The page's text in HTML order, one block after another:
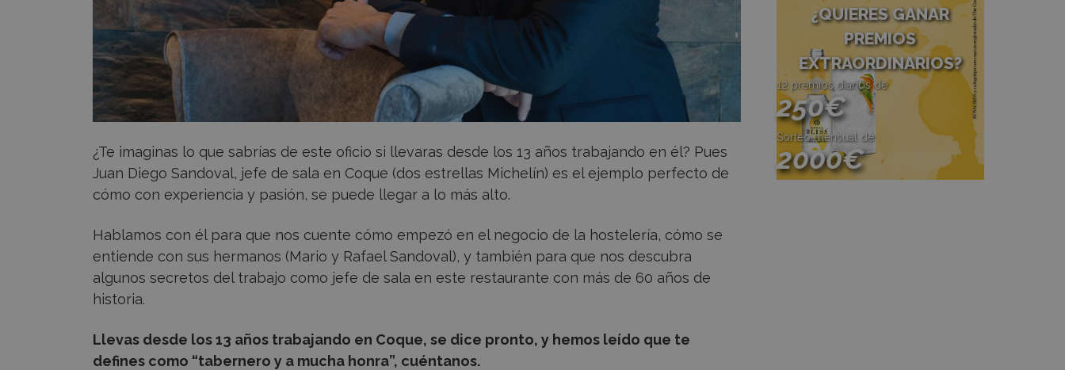
¿Te imaginas lo que sabrías de este oficio si llevaras desde los 13 años trabajando en él? Pues
Juan Diego Sandoval, jefe de sala en Coque (dos estrellas Michelín) es el ejemplo perfecto de
cómo con experiencia y pasión, se puede llegar a lo más alto.
Hablamos con él para que nos cuente cómo empezó en el negocio de la hostelería, cómo se
entiende con sus hermanos (Mario y Rafael Sandoval), y también para que nos descubra
algunos secretos del trabajo como jefe de sala en este restaurante con más de 60 años de
historia.
Llevas desde los 13 años trabajando en Coque, se dice pronto, y hemos leído que te
defines como “tabernero y a mucha honra”, cuéntanos.
¿QUIERES GANAR
PREMIOS
EXTRAORDINARIOS?
12 premios diarios de
250€
Sorteo mensual de
2000€